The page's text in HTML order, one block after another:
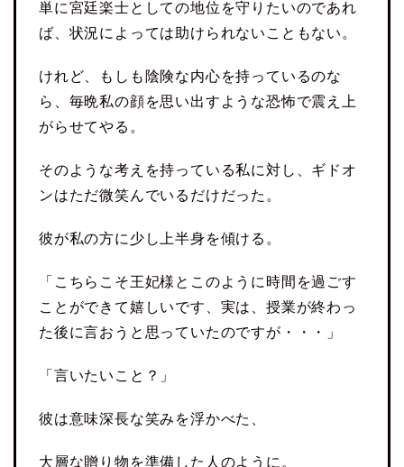
単に宮廷楽士としての地位を守りたいのであれ
ば、状況によっては助けられないこともない。
けれど、もしも陰険な内心を持っているのな
ら、毎晩私の顔を思い出すような恐怖で震え上
がらせてやる。
そのような考えを持っている私に対し、ギドオ
ンはただ微笑んでいるだけだった。
彼が私の方に少し上半身を傾ける。
「こちらこそ王妃様とこのように時間を過ごす
ことができて嬉しいです、実は、授業が終わっ
た後に言おうと思っていたのですが・・・」
「言いたいこと？」
彼は意味深長な笑みを浮かべた、
大層な贈り物を準備した人のように。